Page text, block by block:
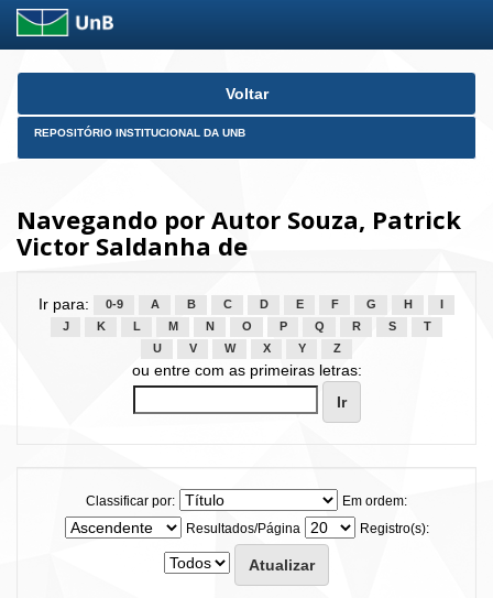
Skip
Voltar
REPOSITÓRIO INSTITUCIONAL DA UNB
Navegando por Autor Souza, Patrick
Victor Saldanha de
Ir para: 0-9 A B C D E F G H
J
K L M N O P Q R S
T
U
V W X Y Z
ou entre com as primeiras letras:
Classificar por:
Em ordem:
Resultados/Página
Registro(s):